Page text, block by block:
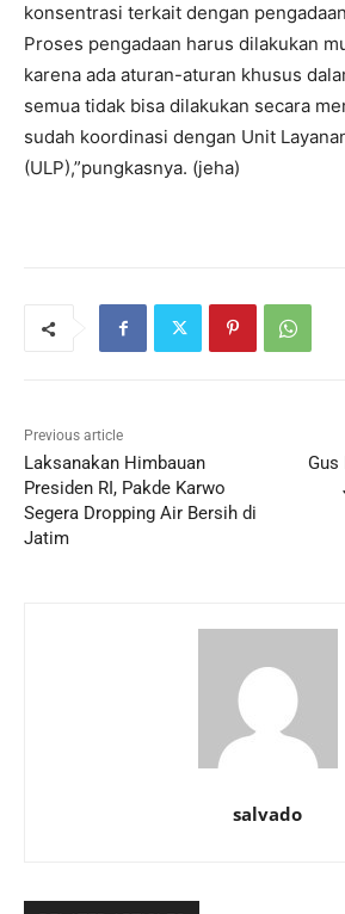
konsentrasi terkait dengan
Proses pengadaan harus dilakukan
karena ada aturan-aturan khusus
semua tidak bisa dilakukan secara
sudah koordinasi dengan Unit
(ULP),”pungkasnya. (jeha)
Previous article
Laksanakan Himbauan
Presiden RI, Pakde Karwo
Segera Dropping Air Bersih di
Jatim
Gus
salvado